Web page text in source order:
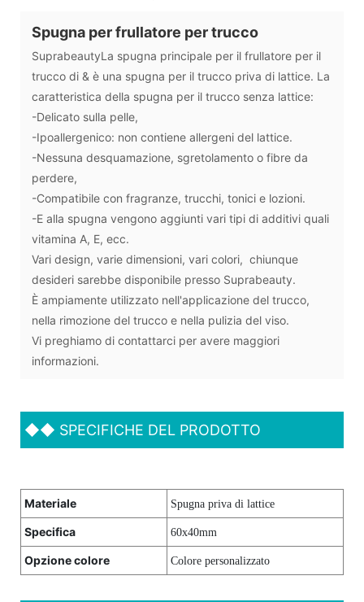
Spugna per frullatore per trucco
SuprabeautyLa spugna principale per il frullatore per il
trucco di & è una spugna per il trucco priva di lattice. La
caratteristica della spugna per il trucco senza lattice:
-Delicato sulla pelle,
-Ipoallergenico: non contiene allergeni del lattice.
-Nessuna desquamazione, sgretolamento o fibre da
perdere,
-Compatibile con fragranze, trucchi, tonici e lozioni.
-E alla spugna vengono aggiunti vari tipi di additivi quali
vitamina A, E, ecc.
Vari design, varie dimensioni, vari colori, chiunque
desideri sarebbe disponibile presso Suprabeauty.
È ampiamente utilizzato nell'applicazione del trucco,
nella rimozione del trucco e nella pulizia del viso.
Vi preghiamo di contattarci per avere maggiori
informazioni.
◆◆ SPECIFICHE DEL PRODOTTO
Materiale Spugna priva di lattice
Specifica 60x40mm
Opzione colore Colore personalizzato